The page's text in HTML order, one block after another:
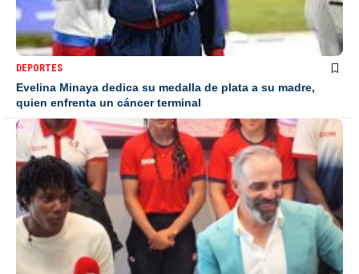
DEPORTES
Evelina Minaya dedica su medalla de plata a su madre,
quien enfrenta un cáncer terminal